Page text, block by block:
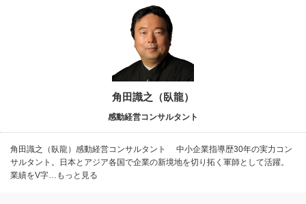
角田識之（臥龍）
感動経営コンサルタント
角田識之（臥龍）感動経営コンサルタント 中小企業指導歴30年の実力コン
サルタント。日本とアジア各国で企業の新境地を切り拓く軍師として活躍。
業績をV字…もっと見る